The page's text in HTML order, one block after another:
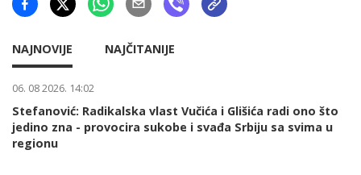
NAJNOVIJE NAJČITANIJE
06. 08 2026. 14:02
Stefanović: Radikalska vlast Vučića i Glišića radi ono što
jedino zna - provocira sukobe i svađa Srbiju sa svima u
regionu